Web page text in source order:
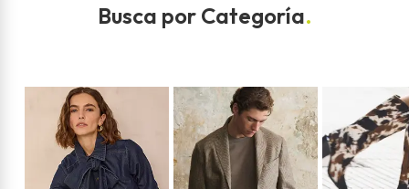
Busca por Categoría.